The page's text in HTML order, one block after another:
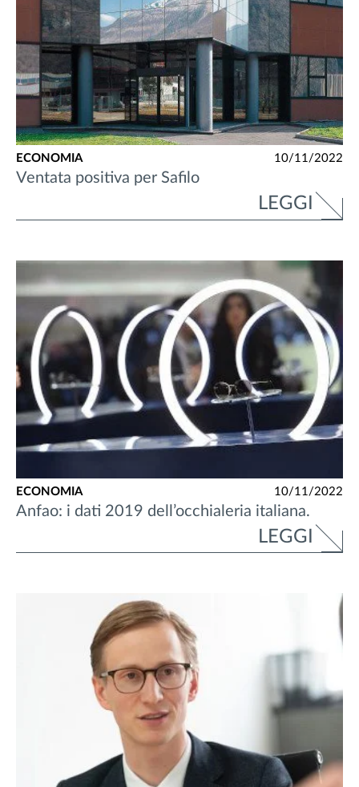
ECONOMIA 10/11/2022
Ventata positiva per Safilo
LEGGI
ECONOMIA 10/11/2022
Anfao: i dati 2019 dell’occhialeria italiana.
LEGGI